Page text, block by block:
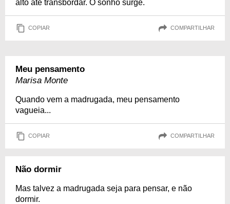
alto até transbordar. O sonho surge.
COPIAR COMPARTILHAR
Meu pensamento
Marisa Monte
Quando vem a madrugada, meu pensamento
vagueia...
COPIAR COMPARTILHAR
Não dormir
Mas talvez a madrugada seja para pensar, e não
dormir.